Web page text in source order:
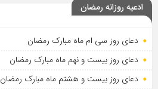
ادعیه روزانه رمضان
دعای روز سی ام ماه مبارک رمضان
دعای روز بیست و نهم ماه مبارک رمضان
دعای روز بیست و هشتم ماه مبارک رمضان